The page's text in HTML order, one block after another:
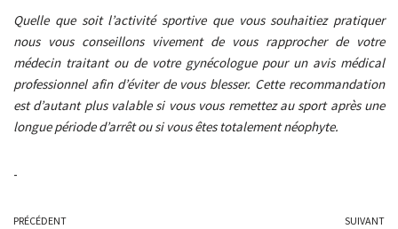
Quelle que soit l’activité sportive que vous souhaitiez pratiquer
nous vous conseillons vivement de vous rapprocher de votre
médecin traitant ou de votre gynécologue pour un avis médical
professionnel afin d’éviter de vous blesser. Cette recommandation
est d’autant plus valable si vous vous remettez au sport après une
longue période d’arrêt ou si vous êtes totalement néophyte.
-
PRÉCÉDENT SUIVANT